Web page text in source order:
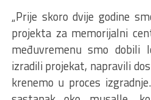
„Prije skoro dvije godine
projekta za memorijalni
međuvremenu smo dobili
izradili projekat, napravili
krenemo u proces